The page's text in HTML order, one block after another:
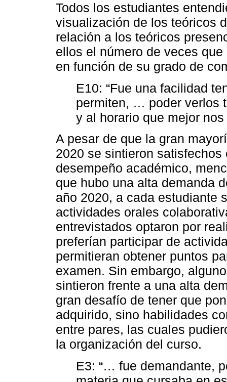
Todos los estudiantes
visualización de los teóricos
relación a los teóricos
ellos el número de veces
en función de su grado de
E10: “Fue una facilidad
permiten, … poder verlos
y al horario que mejor nos
A pesar de que la gran
2020 se sintieron
desempeño académico,
que hubo una alta demanda
año 2020, a cada estudiante
actividades orales
entrevistados optaron por
preferían participar de
permitieran obtener puntos
examen. Sin embargo,
sintieron frente a una alta
gran desafío de tener que
adquirido, sino habilidades
entre pares, las cuales
la organización del curso.
E3: “… fue demandante,